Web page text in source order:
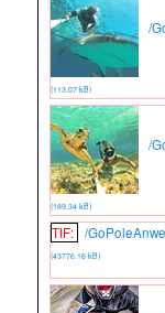
/
(113.07 kB)
/
(189.34 kB)
TIF: /
(43776.16 kB)